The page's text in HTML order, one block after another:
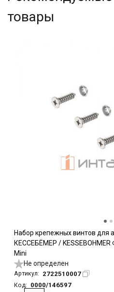
товары
Набор крепежных винтов для
КЕССЕБЁМЕР /
Mini
Не определен
Артикул: 2722510007
Код:
0000/146597